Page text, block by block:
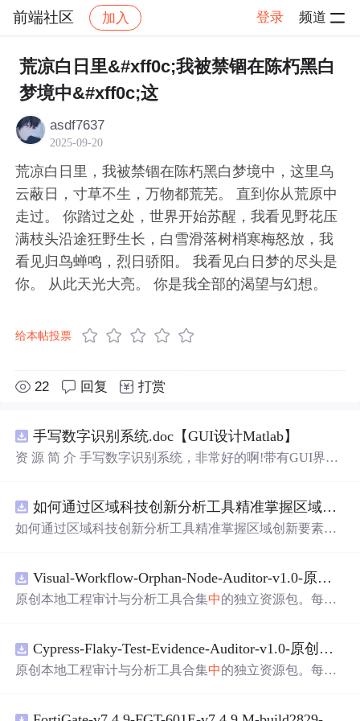
前端社区 加入 登录 频道
社区 前端社区 感慨 帖子详情
荒凉白日里&#xff0c;我被禁锢在陈朽黑白
梦境中&#xff0c;这
asdf7637
2025-09-20
荒凉白日里，我被禁锢在陈朽黑白梦境中，这里乌
云蔽日，寸草不生，万物都荒芜。 直到你从荒原中
走过。 你踏过之处，世界开始苏醒，我看见野花压
满枝头沿途狂野生长，白雪滑落树梢寒梅怒放，我
看见归鸟蝉鸣，烈日骄阳。 我看见白日梦的尽头是
你。 从此天光大亮。 你是我全部的渴望与幻想。
给本帖投票
22 回复 打赏
手写数字识别系统.doc【GUI设计Matlab】
资 源 简 介 手写数字识别系统，非常好的啊!带有GUI界
带有直观的图形用户界面（GUI），非常容易使用。你只
需要将手写数字输入系统，它将立即给出准确的识别结
是一个非常方便和实用的工具，你一定会喜欢它的！
如何通过区域科技创新分析工具精准掌握区域创新要素分布与产业链融合现状？.docx
如何通过区域科技创新分析工具精准掌握区域创新要素分
Visual-Workflow-Orphan-Node-Auditor-v1.0-原创源码与文档.zip
原创本地工程审计与分析工具合集中的独立资源包。每个
README、运行说明、功能清单、MIT License及原创与授
权声明。解压后进入project目录，执行npm test验证算法，
目源码、Logo、官方截图、论文、生产日志或其他受限素
Cypress-Flaky-Test-Evidence-Auditor-v1.0-原创源码与文档.zip
原创本地工程审计与分析工具合集中的独立资源包。每个